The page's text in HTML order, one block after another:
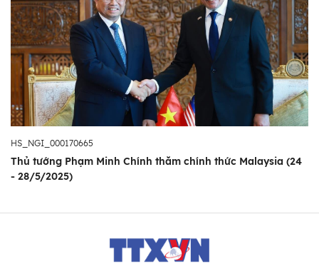
HS_NGI_000170665
Thủ tướng Phạm Minh Chính thăm chính thức Malaysia (24
- 28/5/2025)